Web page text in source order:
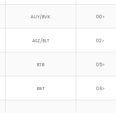
AUY/BVK 00>
ASZ/BLT 02>
BTB 05>
BRT 06>